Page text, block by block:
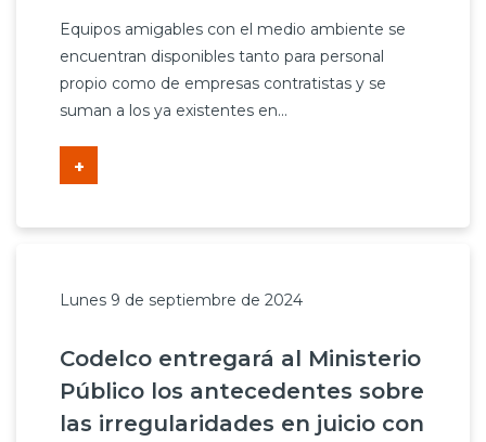
Equipos amigables con el medio ambiente se
encuentran disponibles tanto para personal
propio como de empresas contratistas y se
suman a los ya existentes en...
+
Lunes 9 de septiembre de 2024
Codelco entregará al Ministerio
Público los antecedentes sobre
las irregularidades en juicio con